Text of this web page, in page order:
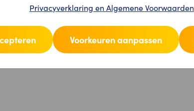
Privacyverklaring en Algemene Voorwaarden
Voorkeuren aanpassen